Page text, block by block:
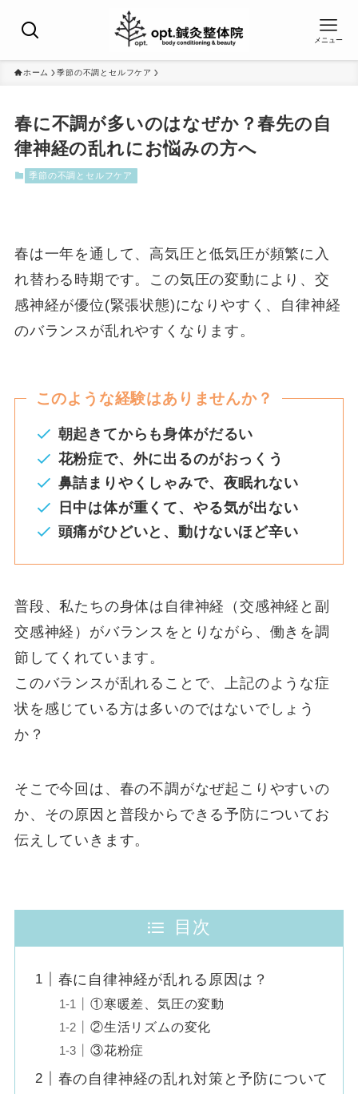
メニュー
ホーム 季節の不調とセルフケア
春に不調が多いのはなぜか？春先の自
律神経の乱れにお悩みの方へ
季節の不調とセルフケア
春は一年を通して、高気圧と低気圧が頻繁に入
れ替わる時期です。この気圧の変動により、交
感神経が優位(緊張状態)になりやすく、自律神経
のバランスが乱れやすくなります。
このような経験はありませんか？
朝起きてからも身体がだるい
花粉症で、外に出るのがおっくう
鼻詰まりやくしゃみで、夜眠れない
日中は体が重くて、やる気が出ない
頭痛がひどいと、動けないほど辛い
普段、私たちの身体は自律神経（交感神経と副
交感神経）がバランスをとりながら、働きを調
節してくれています。
このバランスが乱れることで、上記のような症
状を感じている方は多いのではないでしょう
か？
そこで今回は、春の不調がなぜ起こりやすいの
か、その原因と普段からできる予防についてお
伝えしていきます。
目次
春に自律神経が乱れる原因は？
①寒暖差、気圧の変動
②生活リズムの変化
③花粉症
春の自律神経の乱れ対策と予防について